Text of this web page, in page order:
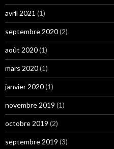
avril 2021 (1)
septembre 2020(2)
août 2020(1)
mars 2020(1)
janvier 2020(1)
novembre 2019 (1)
octobre 2019 (2)
septembre 2019 (3)